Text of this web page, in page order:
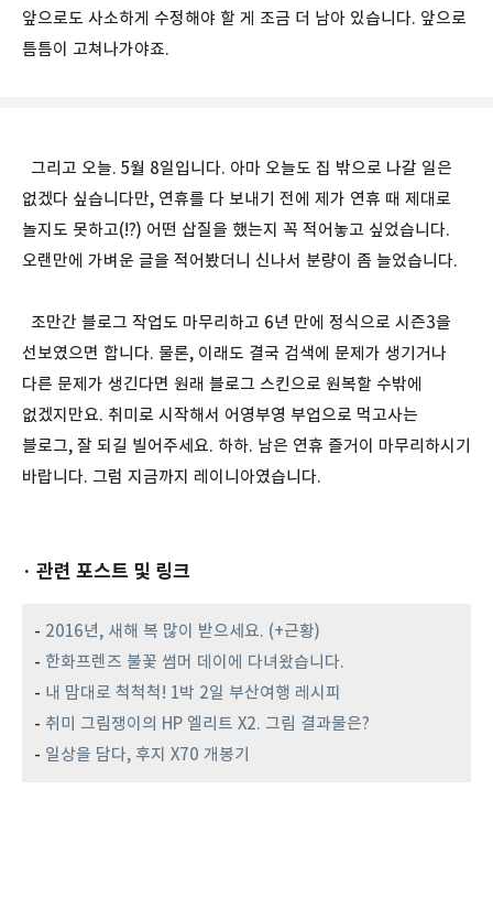
앞으로도 사소하게 수정해야 할 게 조금 더 남아 있습니다. 앞으로
틈틈이 고쳐나가야죠.
그리고 오늘. 5월 8일입니다. 아마 오늘도 집 밖으로 나갈 일은
없겠다 싶습니다만, 연휴를 다 보내기 전에 제가 연휴 때 제대로
놀지도 못하고(!?) 어떤 삽질을 했는지 꼭 적어놓고 싶었습니다.
오랜만에 가벼운 글을 적어봤더니 신나서 분량이 좀 늘었습니다.
조만간 블로그 작업도 마무리하고 6년 만에 정식으로 시즌3을
선보였으면 합니다. 물론, 이래도 결국 검색에 문제가 생기거나
다른 문제가 생긴다면 원래 블로그 스킨으로 원복할 수밖에
없겠지만요. 취미로 시작해서 어영부영 부업으로 먹고사는
블로그, 잘 되길 빌어주세요. 하하. 남은 연휴 즐거이 마무리하시기
바랍니다. 그럼 지금까지 레이니아였습니다.
· 관련 포스트 및 링크
- 2016년, 새해 복 많이 받으세요. (+근황)
- 한화프렌즈 불꽃 썸머 데이에 다녀왔습니다.
- 내 맘대로 척척척! 1박 2일 부산여행 레시피
- 취미 그림쟁이의 HP 엘리트 X2. 그림 결과물은?
- 일상을 담다, 후지 X70 개봉기